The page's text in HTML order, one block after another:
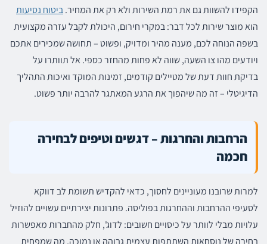
הקפידו להשוות גם את רמת השירות ולא רק את המחיר.ביטוח נסיעות
הוא מוצר שירות לכל דבר: במקרי חירום, היכולת לקבל עזרה מקצועית
בשפה הנוחה לכם, מענה מהיר ומדויק, ופשוט – תחושה שמכירים אתכם
ויודעים מהו צו השעה, שווה לא פחות מהחזר כספי. אל תוותרו על
בדיקת חוות דעת של מטיילים קודמים, זמינות המוקד ואיכות התהליך
הדיגיטלי – זה מה שיהפוך את הרגע המאתגר להרבה יותר פשוט.
הרחבות והחרגות – דגשים וטיפים לבחירה
חכמה
למרות שרובנו מעוניינים לחסוך, כדאי להקדיש תשומת לב דווקא
לסעיפי ההרחבות וההחרגות בפוליסה. פתרונות יצירתיים עשויים להוזיל
עלויות מבלי לוותר על כיסויים חשובים: לדוג', חלק מהחברות מאפשרות
בחירה של נוסחאות השתתפות עצמית גבוהה או נמוכה, מה שמפחית